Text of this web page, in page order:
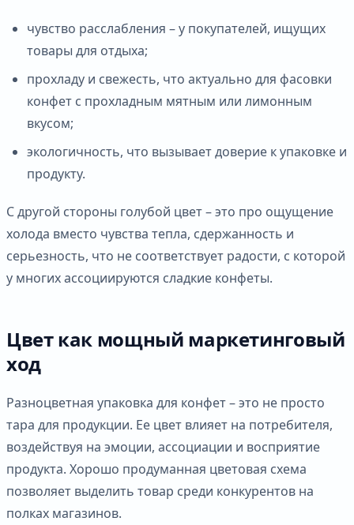
чувство расслабления – у покупателей, ищущих
товары для отдыха;
прохладу и свежесть, что актуально для фасовки
конфет с прохладным мятным или лимонным
вкусом;
экологичность, что вызывает доверие к упаковке и
продукту.
С другой стороны голубой цвет – это про ощущение
холода вместо чувства тепла, сдержанность и
серьезность, что не соответствует радости, с которой
у многих ассоциируются сладкие конфеты.
Цвет как мощный маркетинговый
ход
Разноцветная упаковка для конфет – это не просто
тара для продукции. Ее цвет влияет на потребителя,
воздействуя на эмоции, ассоциации и восприятие
продукта. Хорошо продуманная цветовая схема
позволяет выделить товар среди конкурентов на
полках магазинов.